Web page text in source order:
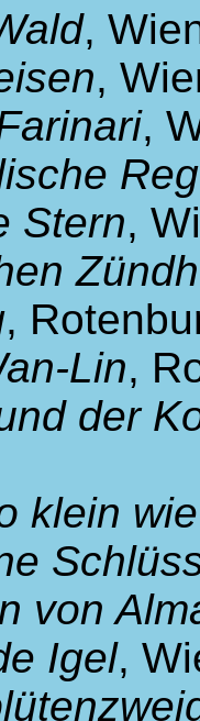
,
,
,
Stern,
,
Lin,
der
klein
von
Igel,